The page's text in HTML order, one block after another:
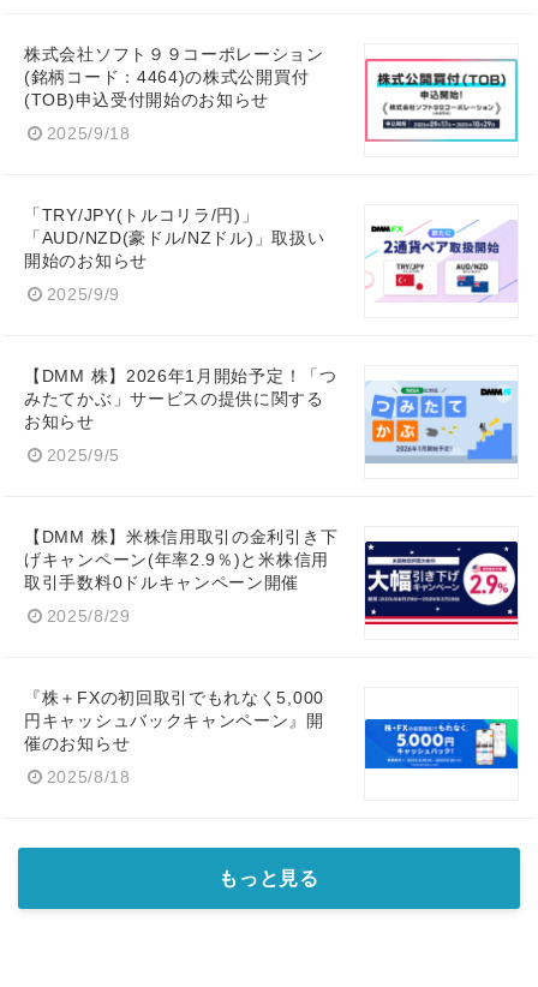
株式会社ソフト９９コーポレーション
(銘柄コード：4464)の株式公開買付
(TOB)申込受付開始のお知らせ
2025/9/18
「TRY/JPY(トルコリラ/円)」
「AUD/NZD(豪ドル/NZドル)」取扱い
開始のお知らせ
2025/9/9
【DMM 株】2026年1月開始予定！「つ
みたてかぶ」サービスの提供に関する
お知らせ
2025/9/5
【DMM 株】米株信用取引の金利引き下
げキャンペーン(年率2.9％)と米株信用
取引手数料0ドルキャンペーン開催
2025/8/29
『株＋FXの初回取引でもれなく5,000
円キャッシュバックキャンペーン』開
催のお知らせ
2025/8/18
もっと見る